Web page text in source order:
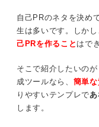
自己PRのネタを決め
生は多いです。しかし
己PRを作ること はで
そこで紹介したいのが
成ツールなら、 簡単
りやすいテンプレで
します。